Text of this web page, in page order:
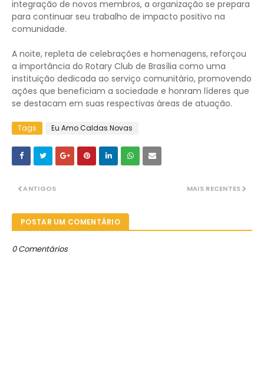
integração de novos membros, a organização se prepara
para continuar seu trabalho de impacto positivo na
comunidade.
A noite, repleta de celebrações e homenagens, reforçou
a importância do Rotary Club de Brasília como uma
instituição dedicada ao serviço comunitário, promovendo
ações que beneficiam a sociedade e honram líderes que
se destacam em suas respectivas áreas de atuação.
Tags Eu Amo Caldas Novas
MAIS RECENTES
ANTIGOS
POSTAR UM COMENTÁRIO
0 Comentários